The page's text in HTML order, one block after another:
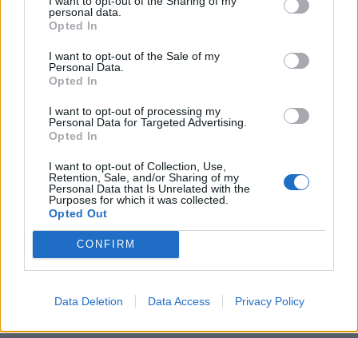
personal data.
Opted In
I want to opt-out of the Sale of my
Personal Data.
Opted In
I want to opt-out of processing my
Personal Data for Targeted Advertising.
Opted In
I want to opt-out of Collection, Use,
Retention, Sale, and/or Sharing of my
Personal Data that Is Unrelated with the
Purposes for which it was collected.
Opted Out
CONFIRM
Data Deletion Data Access Privacy Policy
6.8.2026
e-νημερώσου 2026 – Ford Kuga: Προηγμένη Full
Hybrid…
6.8.2026
Η Γερμανία, το τελευταίο μεγάλο δωρεάν οδικό
δίκτυο της…